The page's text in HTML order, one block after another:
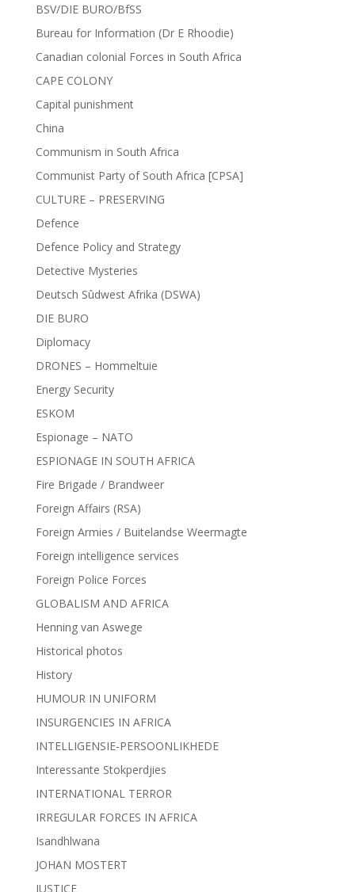
BSV/DIE BURO/BfSS
Bureau for Information (Dr E Rhoodie)
Canadian colonial Forces in South Africa
CAPE COLONY
Capital punishment
China
Communism in South Africa
Communist Party of South Africa [CPSA]
CULTURE – PRESERVING
Defence
Defence Policy and Strategy
Detective Mysteries
Deutsch Sûdwest Afrika (DSWA)
DIE BURO
Diplomacy
DRONES – Hommeltuie
Energy Security
ESKOM
Espionage – NATO
ESPIONAGE IN SOUTH AFRICA
Fire Brigade / Brandweer
Foreign Affairs (RSA)
Foreign Armies / Buitelandse Weermagte
Foreign intelligence services
Foreign Police Forces
GLOBALISM AND AFRICA
Henning van Aswege
Historical photos
History
HUMOUR IN UNIFORM
INSURGENCIES IN AFRICA
INTELLIGENSIE-PERSOONLIKHEDE
Interessante Stokperdjies
INTERNATIONAL TERROR
IRREGULAR FORCES IN AFRICA
Isandhlwana
JOHAN MOSTERT
JUSTICE